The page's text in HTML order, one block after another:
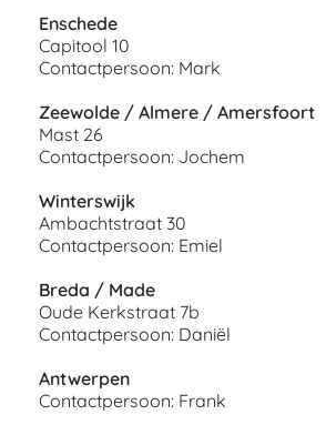
Enschede
Capitool 10
Contactpersoon: Mark
Zeewolde / Almere / Amersfoort
Mast 26
Contactpersoon: Jochem
Winterswijk
Ambachtstraat 30
Contactpersoon: Emiel
Breda / Made
Oude Kerkstraat 7b
Contactpersoon: Daniël
Antwerpen
Contactpersoon: Frank